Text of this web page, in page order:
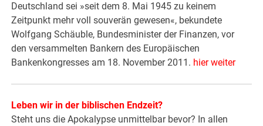
Deutschland sei »seit dem 8. Mai 1945 zu keinem
Zeitpunkt mehr voll souverän gewesen«, bekundete
Wolfgang Schäuble, Bundesminister der Finanzen, vor
den versammelten Bankern des Europäischen
Bankenkongresses am 18. November 2011. hier weiter
Leben wir in der biblischen Endzeit?
Steht uns die Apokalypse unmittelbar bevor? In allen